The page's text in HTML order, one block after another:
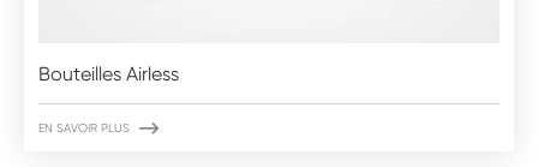
Bouteilles Airless
EN SAVOIR PLUS 